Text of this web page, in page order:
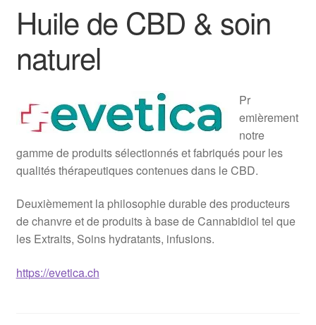
Huile de CBD & soin
naturel
Pr
emièrement
notre
gamme de produits sélectionnés et fabriqués pour les
qualités thérapeutiques contenues dans le CBD.
Deuxièmement la philosophie durable des producteurs
de chanvre et de produits à base de Cannabidiol tel que
les Extraits, Soins hydratants, infusions.
https://evetica.ch